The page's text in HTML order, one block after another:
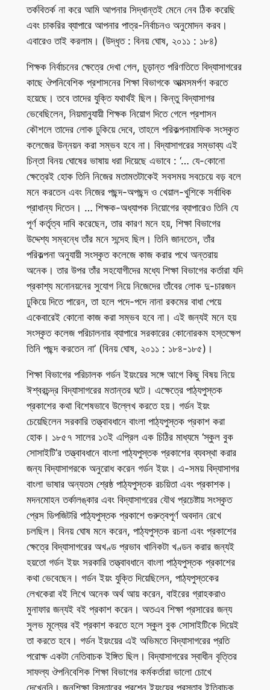
তর্কবিতর্ক না করে আমি আপনার সিদ্ধান্তই মেনে নেব ঠিক করেছি
এবং চাকরির ব্যাপারে আপনার পাত্র-নির্বাচনও অনুমোদন করব।
এবারেও তাই করলাম। (উদ্ধৃত : বিনয় ঘোষ, ২০১১ : ১৮৪)
শিক্ষক নির্বাচনের ক্ষেত্রে দেখা গেল, চূড়ান্ত পরিণতিতে বিদ্যাসাগরের
কাছে ঔপনিবেশিক প্রশাসনের শিক্ষা বিভাগকে আত্মসমর্পণ করতে
হয়েছে। তবে তাদের যুক্তি যথার্থই ছিল। কিন্তু বিদ্যাসাগর
ভেবেছিলেন, নিয়মানুযায়ী শিক্ষক নিয়োগ দিতে গেলে প্রশাসন
কৌশলে তাদের লোক ঢুকিয়ে দেবে, তাহলে পরিকল্পনামাফিক সংস্কৃত
কলেজের উন্নয়ন করা সম্ভব হবে না। বিদ্যাসাগরের সম্ভাব্য এই
চিন্তা বিনয় ঘোষের ভাষায় ধরা দিয়েছে এভাবে : ‘… যে-কোনো
ক্ষেত্রেই হোক তিনি নিজের মতামতটাকেই সবসময় সবচেয়ে বড় বলে
মনে করতেন এবং নিজের পছন্দ-অপছন্দ ও খেয়াল-খুশিকে সর্বাধিক
প্রাধান্য দিতেন। … শিক্ষক-অধ্যাপক নিয়োগের ব্যাপারেও তিনি যে
পূর্ণ কর্তৃত্ব দাবি করেছেন, তার কারণ মনে হয়, শিক্ষা বিভাগের
উদ্দেশ্য সম্বন্ধে তাঁর মনে সন্দেহ ছিল। তিনি জানতেন, তাঁর
পরিকল্পনা অনুযায়ী সংস্কৃত কলেজে কাজ করার পথে অন্তরায়
অনেক। তার উপর তাঁর সহযোগীদের মধ্যে শিক্ষা বিভাগের কর্তারা যদি
প্রকাশ্য মনোনয়নের সুযোগ নিয়ে নিজেদের তাঁবের লোক দু-চারজন
ঢুকিয়ে দিতে পারেন, তা হলে পদে-পদে নানা রকমের বাধা পেয়ে
একেবারেই কোনো কাজ করা সম্ভব হবে না। এই জন্যই মনে হয়
সংস্কৃত কলেজ পরিচালনার ব্যাপারে সরকারের কোনোরকম হস্তক্ষেপ
তিনি পছন্দ করতেন না’ (বিনয় ঘোষ, ২০১১ : ১৮৪-১৮৫)।
শিক্ষা বিভাগের পরিচালক গর্ডন ইয়ংয়ের সঙ্গে আগে কিছু বিষয় নিয়ে
ঈশ্বরচন্দ্র বিদ্যাসাগরের মতান্তর ঘটে। এক্ষেত্রে পাঠ্যপুস্তক
প্রকাশের কথা বিশেষভাবে উল্লেখ করতে হয়। গর্ডন ইয়ং
চেয়েছিলেন সরকারি তত্ত্বাবধানে বাংলা পাঠ্যপুস্তক প্রকাশ করা
হোক। ১৮৫৭ সালের ১৩ই এপ্রিল এক চিঠির মাধ্যমে ‘স্কুল বুক
সোসাইটি’র তত্ত্বাবধানে বাংলা পাঠ্যপুস্তক প্রকাশের ব্যবস্থা করার
জন্য বিদ্যাসাগরকে অনুরোধ করেন গর্ডন ইয়ং। এ-সময় বিদ্যাসাগর
বাংলা ভাষার অন্যতম শ্রেষ্ঠ পাঠ্যপুস্তক রচয়িতা এবং প্রকাশক।
মদনমোহন তর্কালঙ্কার এবং বিদ্যাসাগরের যৌথ প্রচেষ্টায় সংস্কৃত
প্রেস ডিপজিটরি পাঠ্যপুস্তক প্রকাশে গুরুত্বপূর্ণ অবদান রেখে
চলছিল। বিনয় ঘোষ মনে করেন, পাঠ্যপুস্তক রচনা এবং প্রকাশের
ক্ষেত্রে বিদ্যাসাগরের অখণ্ড প্রভাব খানিকটা খণ্ডন করার জন্যই
হয়তো গর্ডন ইয়ং সরকারি তত্ত্বাবধানে বাংলা পাঠ্যপুস্তক প্রকাশের
কথা ভেবেছেন। গর্ডন ইয়ং যুক্তি দিয়েছিলেন, পাঠ্যপুস্তকের
লেখকেরা বই লিখে অনেক অর্থ আয় করেন, বাইরের গ্রাহকরাও
মুনাফার জন্যই বই প্রকাশ করেন। অতএব শিক্ষা প্রসারের জন্য
সুলভ মূল্যের বই প্রকাশ করতে হলে স্কুল বুক সোসাইটিকে দিয়েই
তা করতে হবে। গর্ডন ইয়ংয়ের এই অভিমতে বিদ্যাসাগরের প্রতি
পরোক্ষ একটা নেতিবাচক ইঙ্গিত ছিল। বিদ্যাসাগরের স্বাধীন বৃত্তির
সাফল্য ঔপনিবেশিক শিক্ষা বিভাগের কর্মকর্তারা ভালো চোখে
দেখেননি। জনশিক্ষা বিস্তারের প্রশ্নে ইয়ংয়ের প্রস্তাব ইতিবাচক